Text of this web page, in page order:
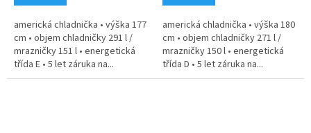
americká chladnička • výška 177
cm • objem chladničky 291 l /
mrazničky 151 l • energetická
třída E • 5 let záruka na...
americká chladnička • výška 180
cm • objem chladničky 271 l /
mrazničky 150 l • energetická
třída D • 5 let záruka na...